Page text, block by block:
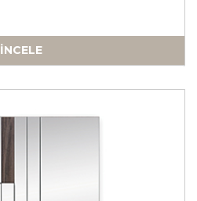
İNCELE
a